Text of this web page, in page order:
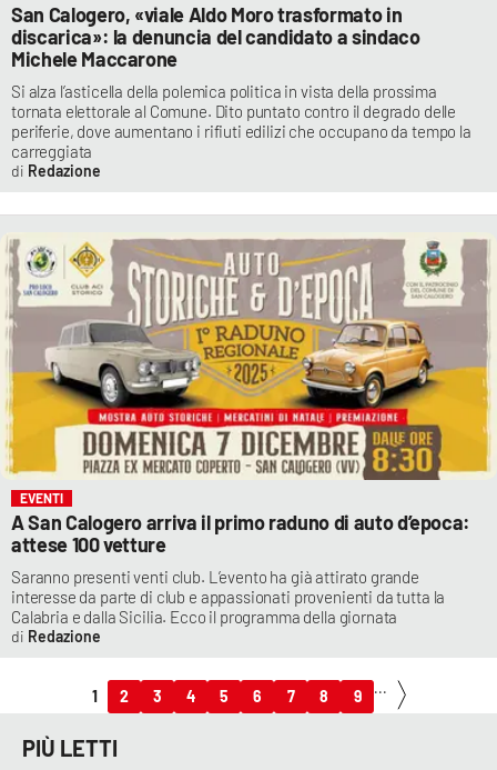
San Calogero, «viale Aldo Moro trasformato in
discarica»: la denuncia del candidato a sindaco
Michele Maccarone
Si alza l’asticella della polemica politica in vista della prossima
tornata elettorale al Comune. Dito puntato contro il degrado delle
periferie, dove aumentano i rifiuti edilizi che occupano da tempo la
carreggiata
Redazione
EVENTI
A San Calogero arriva il primo raduno di auto d’epoca:
attese 100 vetture
Saranno presenti venti club. L’evento ha già attirato grande
interesse da parte di club e appassionati provenienti da tutta la
Calabria e dalla Sicilia. Ecco il programma della giornata
Redazione
1 2 3 4 5 6 7 8 9 ...
PIÙ LETTI